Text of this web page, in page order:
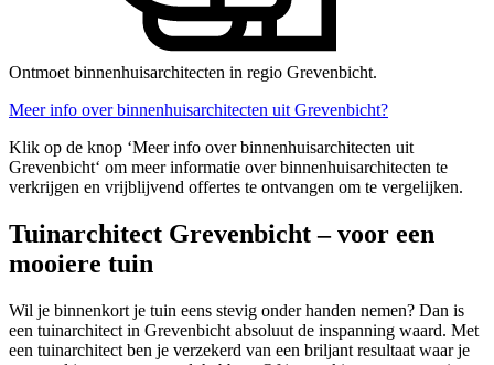
Ontmoet binnenhuisarchitecten in regio Grevenbicht.
Meer info over binnenhuisarchitecten uit Grevenbicht?
Klik op de knop ‘Meer info over binnenhuisarchitecten uit
Grevenbicht‘ om meer informatie over binnenhuisarchitecten te
verkrijgen en vrijblijvend offertes te ontvangen om te vergelijken.
Tuinarchitect Grevenbicht – voor een
mooiere tuin
Wil je binnenkort je tuin eens stevig onder handen nemen? Dan is
een tuinarchitect in Grevenbicht absoluut de inspanning waard. Met
een tuinarchitect ben je verzekerd van een briljant resultaat waar je